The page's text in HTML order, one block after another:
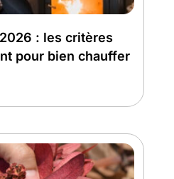
: les critères
pour bien chauffer